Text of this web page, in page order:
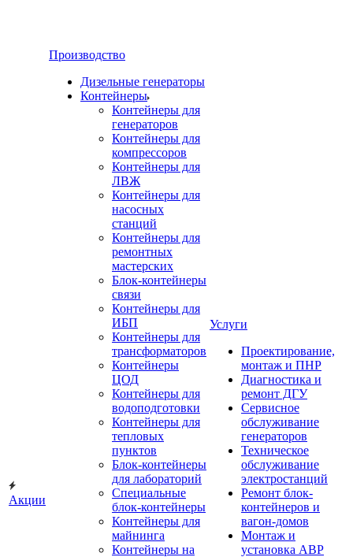
Акции
Производство
Дизельные генераторы
Контейнеры
Контейнеры для
генераторов
Контейнеры для
компрессоров
Контейнеры для
ЛВЖ
Контейнеры для
насосных
станций
Контейнеры для
ремонтных
мастерских
Блок-контейнеры
связи
Контейнеры для
ИБП
Контейнеры для
трансформаторов
Контейнеры
ЦОД
Контейнеры для
водоподготовки
Контейнеры для
тепловых
пунктов
Блок-контейнеры
для лабораторий
Специальные
блок-контейнеры
Контейнеры для
майнинга
Контейнеры на
Услуги
Проектирование,
монтаж и ПНР
Диагностика и
ремонт ДГУ
Сервисное
обслуживание
генераторов
Техническое
обслуживание
электростанций
Ремонт блок-
контейнеров и
вагон-домов
Монтаж и
установка АВР